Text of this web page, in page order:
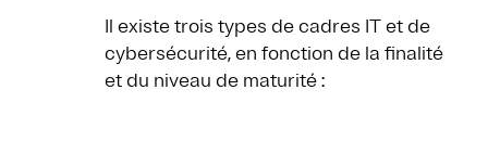
Il existe trois types de cadres IT et de
cybersécurité, en fonction de la finalité
et du niveau de maturité :